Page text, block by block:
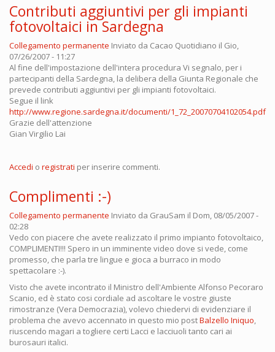
Contributi aggiuntivi per gli impianti
fotovoltaici in Sardegna
Collegamento permanente Inviato da Cacao Quotidiano il Gio,
07/26/2007 - 11:27
Al fine dell'impostazione dell'intera procedura Vi segnalo, per i
partecipanti della Sardegna, la delibera della Giunta Regionale che
prevede contributi aggiuntivi per gli impianti fotovoltaici.
Segue il link
http://www.regione.sardegna.it/documenti/1_72_20070704102054.pdf
Grazie dell'attenzione
Gian Virgilio Lai
Accedi o registrati per inserire commenti.
Complimenti :-)
Collegamento permanente Inviato da GrauSam il Dom, 08/05/2007 -
02:28
Vedo con piacere che avete realizzato il primo impianto fotovoltaico,
COMPLIMENTI!!! Spero in un imminente video dove si vede, come
promesso, che parla tre lingue e gioca a burraco in modo
spettacolare :-).
Visto che avete incontrato il Ministro dell'Ambiente Alfonso Pecoraro
Scanio, ed è stato cosi cordiale ad ascoltare le vostre giuste
rimostranze (Vera Democrazia), volevo chiedervi di evidenziare il
problema che avevo accennato in questo mio postBalzello Iniquo
riuscendo magari a togliere certi Lacci e lacciuoli tanto cari ai
burosauri italici.